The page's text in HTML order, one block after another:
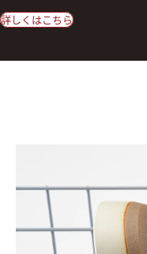
詳しくはこちら